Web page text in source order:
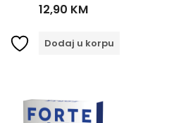
12,90 KM
Dodaj u korpu